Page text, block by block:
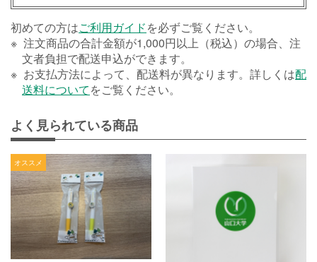
初めての方はご利用ガイドを必ずご覧ください。
注文商品の合計金額が1,000円以上（税込）の場合、注
文者負担で配送申込ができます。
お支払方法によって、配送料が異なります。詳しくは配
送料についてをご覧ください。
よく見られている商品